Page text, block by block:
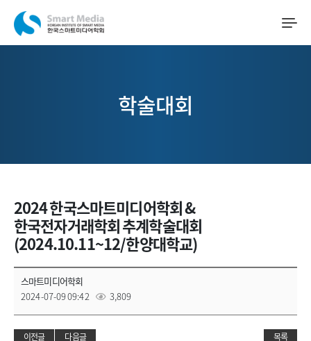
학술대회
2024 한국스마트미디어학회 &
한국전자거래학회 추계학술대회
(2024.10.11~12/한양대학교)
스마트미디어학회
2024-07-09 09:42
3,809
이전글 다음글 목록